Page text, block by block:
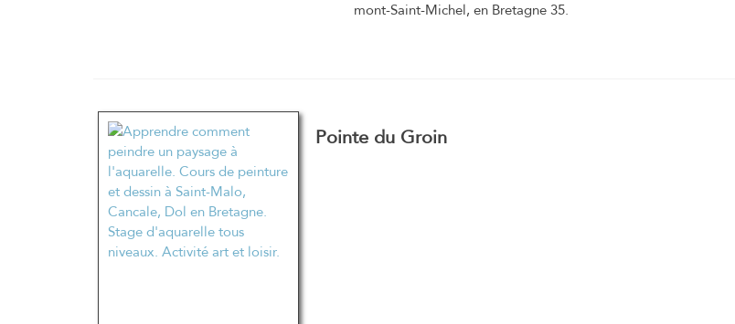
mont-Saint-Michel, en Bretagne 35.
Pointe du Groin